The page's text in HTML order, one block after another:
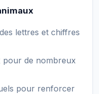
lettres et chiffres
pour de nombreux
pour renforcer